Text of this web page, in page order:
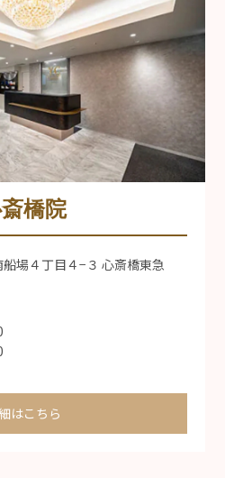
橋院
場４丁目４−３ 心斎橋東急
はこちら